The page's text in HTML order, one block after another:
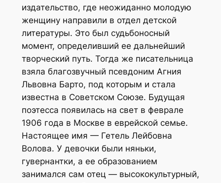
издательство, где неожиданно молодую
женщину направили в отдел детской
литературы. Это был судьбоносный
момент, определивший ее дальнейший
творческий путь. Тогда же писательница
взяла благозвучный псевдоним Агния
Львовна Барто, под которым и стала
известна в Советском Союзе. Будущая
поэтесса появилась на свет в феврале
1906 года в Москве в еврейской семье.
Настоящее имя — Гетель Лейбовна
Волова. У девочки были няньки,
гувернантки, а ее образованием
занимался сам отец — высококультурный,